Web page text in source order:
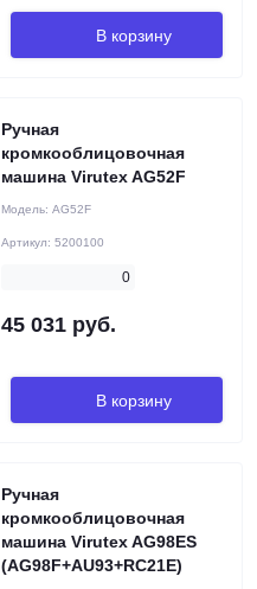
В корзину
Ручная
кромкооблицовочная
машина Virutex AG52F
Модель: AG52F
Артикул: 5200100
0
45 031 руб.
В корзину
Ручная
кромкооблицовочная
машина Virutex AG98ES
(AG98F+AU93+RC21E)